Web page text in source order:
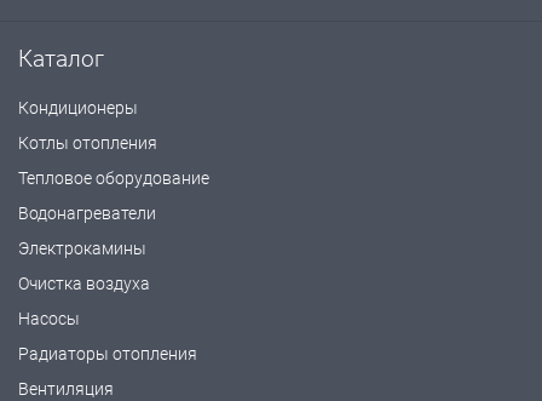
Каталог
Кондиционеры
Котлы отопления
Тепловое оборудование
Водонагреватели
Электрокамины
Очистка воздуха
Насосы
Радиаторы отопления
Вентиляция